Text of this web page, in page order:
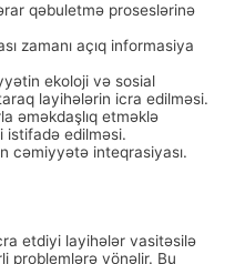
qəbuletmə proseslərinə
zamanı açıq informasiya
ekoloji və sosial
layihələrin icra edilməsi.
əməkdaşlıq etməklə
istifadə edilməsi.
cəmiyyətə inteqrasiyası.
etdiyi layihələr vasitəsilə
problemlərə yönəlir. Bu